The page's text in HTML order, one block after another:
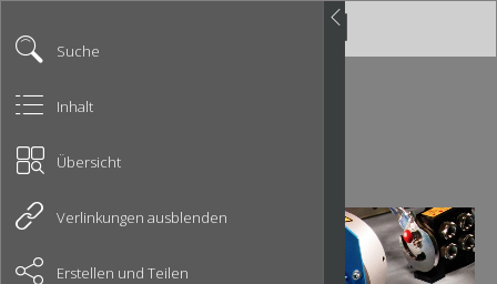
Suche
Inhalt
Übersicht
Verlinkungen ausblenden
Erstellen und Teilen